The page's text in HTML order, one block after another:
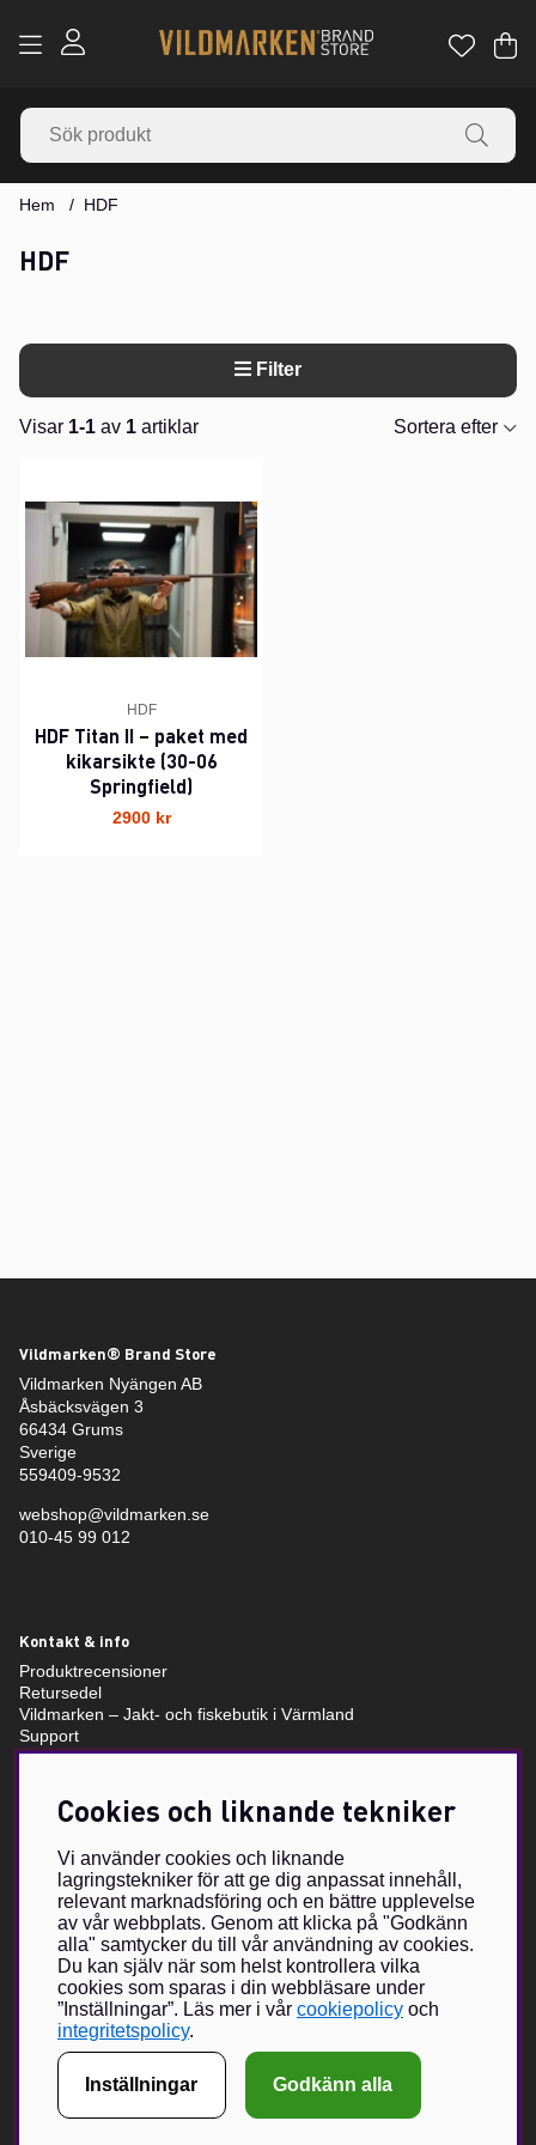
.
Hem HDF
HDF
Filter
Visar 1-1 av 1 artiklar
Sortera efter
HDF
HDF Titan II – paket med
kikarsikte (30-06
Springfield)
2900 kr
Vildmarken® Brand Store
Vildmarken Nyängen AB
Åsbäcksvägen 3
66434 Grums
Sverige
559409-9532
webshop@vildmarken.se
010-45 99 012
Kontakt & info
Produktrecensioner
Retursedel
Vildmarken – Jakt- och fiskebutik i Värmland
Support
Storleksguide
Villkor & info
Om Vildmarken Brand Store
Vildmarkens egenutvecklade sortiment har växt under de senaste
åren och nu förverkligas visionen om Vildmarken Brand Store –
en unikt utformad butik, med unika produkter i fokus. Vildmarken
har ända sedan 2015 erbjudit våra läsare och följare att beställa
klädesplagg, kepsar och andra accessoarer.
Nätbutiken har vuxit sig mycket populär och med en fysisk butik
hoppas vi kunna bjuda på en ännu större upplevelse tillsammans
med ett urval Brand Partners inom jakt och friluftsliv.
Cookies och liknande tekniker
Vi använder cookies och liknande
lagringstekniker för att ge dig anpassat innehåll,
relevant marknadsföring och en bättre upplevelse
av vår webbplats. Genom att klicka på "Godkänn
alla" samtycker du till vår användning av cookies.
Du kan själv när som helst kontrollera vilka
cookies som sparas i din webbläsare under
”Inställningar”. Läs mer i vår cookiepolicy och
integritetspolicy.
Inställningar Godkänn alla